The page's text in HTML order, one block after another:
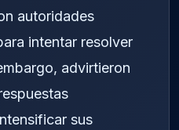
autoridades
intentar resolver
advirtieron
sus